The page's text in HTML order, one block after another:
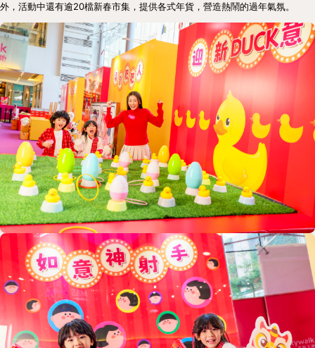
外，活動中還有逾20檔新春市集，提供各式年貨，營造熱鬧的過年氣氛。